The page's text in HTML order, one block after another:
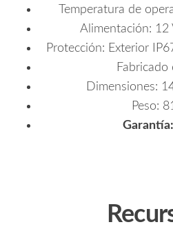
Temperatura de
Alimentación: 12
Protección: Exterior
Fabricado
Dimensiones:
Peso: